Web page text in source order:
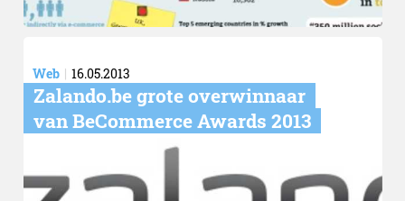
Web 16.05.2013
Zalando.be grote overwinnaar
van BeCommerce Awards 2013